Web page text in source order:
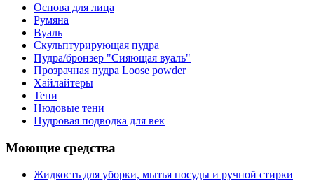
Основа для лица
Румяна
Вуаль
Скульптурирующая пудра
Пудра/бронзер "Сияющая вуаль"
Прозрачная пудра Loose powder
Хайлайтеры
Тени
Нюдовые тени
Пудровая подводка для век
Моющие средства
Жидкость для уборки, мытья посуды и ручной стирки